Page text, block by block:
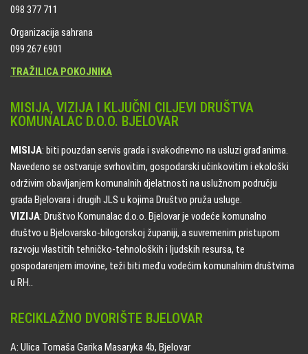
098 377 711
Organizacija sahrana
099 267 6901
TRAŽILICA POKOJNIKA
MISIJA, VIZIJA I KLJUČNI CILJEVI DRUŠTVA
KOMUNALAC D.O.O. BJELOVAR
MISIJA: biti pouzdan servis grada i svakodnevno na usluzi građanima.
Navedeno se ostvaruje svrhovitim, gospodarski učinkovitim i ekološki
održivim obavljanjem komunalnih djelatnosti na uslužnom području
grada Bjelovara i drugih JLS u kojima Društvo pruža usluge.
VIZIJA: Društvo Komunalac d.o.o. Bjelovar je vodeće komunalno
društvo u Bjelovarsko-bilogorskoj županiji, a suvremenim pristupom
razvoju vlastitih tehničko-tehnoloških i ljudskih resursa, te
gospodarenjem imovine, teži biti među vodećim komunalnim društvima
u RH..
RECIKLAŽNO DVORIŠTE BJELOVAR
A: Ulica Tomaša Garika Masaryka 4b, Bjelovar